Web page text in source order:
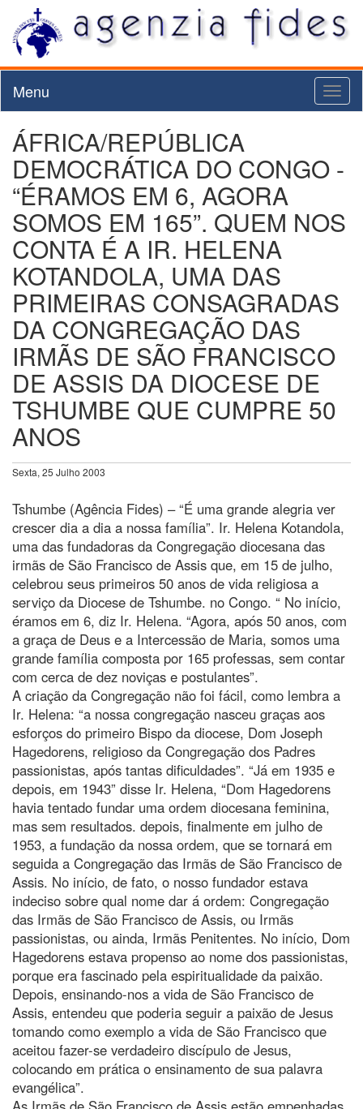
Menu
ÁFRICA/REPÚBLICA
DEMOCRÁTICA DO CONGO -
“ÉRAMOS EM 6, AGORA
SOMOS EM 165”. QUEM NOS
CONTA É A IR. HELENA
KOTANDOLA, UMA DAS
PRIMEIRAS CONSAGRADAS
DA CONGREGAÇÃO DAS
IRMÃS DE SÃO FRANCISCO
DE ASSIS DA DIOCESE DE
TSHUMBE QUE CUMPRE 50
ANOS
Sexta, 25 Julho 2003
Tshumbe (Agência Fides) – “É uma grande alegria ver
crescer dia a dia a nossa família”. Ir. Helena Kotandola,
uma das fundadoras da Congregação diocesana das
irmãs de São Francisco de Assis que, em 15 de julho,
celebrou seus primeiros 50 anos de vida religiosa a
serviço da Diocese de Tshumbe. no Congo. “ No início,
éramos em 6, diz Ir. Helena. “Agora, após 50 anos, com
a graça de Deus e a Intercessão de Maria, somos uma
grande família composta por 165 professas, sem contar
com cerca de dez noviças e postulantes”.
A criação da Congregação não foi fácil, como lembra a
Ir. Helena: “a nossa congregação nasceu graças aos
esforços do primeiro Bispo da diocese, Dom Joseph
Hagedorens, religioso da Congregação dos Padres
passionistas, após tantas dificuldades”. “Já em 1935 e
depois, em 1943” disse Ir. Helena, “Dom Hagedorens
havia tentado fundar uma ordem diocesana feminina,
mas sem resultados. depois, finalmente em julho de
1953, a fundação da nossa ordem, que se tornará em
seguida a Congregação das Irmãs de São Francisco de
Assis. No início, de fato, o nosso fundador estava
indeciso sobre qual nome dar á ordem: Congregação
das Irmãs de São Francisco de Assis, ou Irmãs
passionistas, ou ainda, Irmãs Penitentes. No início, Dom
Hagedorens estava propenso ao nome dos passionistas,
porque era fascinado pela espiritualidade da paixão.
Depois, ensinando-nos a vida de São Francisco de
Assis, entendeu que poderia seguir a paixão de Jesus
tomando como exemplo a vida de São Francisco que
aceitou fazer-se verdadeiro discípulo de Jesus,
colocando em prática o ensinamento de sua palavra
evangélica”.